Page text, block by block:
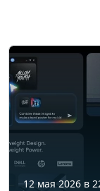
12 мая 2026 в